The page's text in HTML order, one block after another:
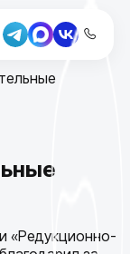
«Редукционно-